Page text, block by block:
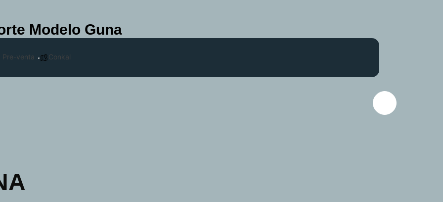
Modelo Guna
Pre-venta Conkal